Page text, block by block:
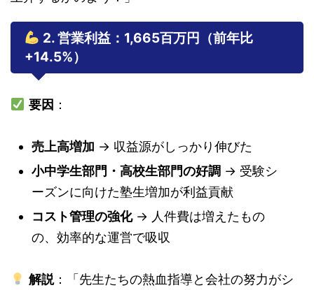
2. 営業利益：1,665百万円（前年比
+14.5%）
要因 ：
売上高増加 → 収益源がしっかり伸びた
小中学生部門・高校生部門の好調 → 受験シ
ーズンに向けた塾生増加が利益貢献
コスト管理の強化→ 人件費は増えたもの
の、効率的な運営で吸収
解説：「先生たちの熱血指導と会社の努力がシ